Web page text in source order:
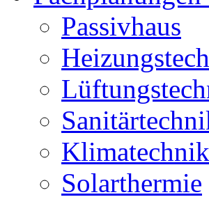
Passivhaus
Klimatechnik
Solarthermie